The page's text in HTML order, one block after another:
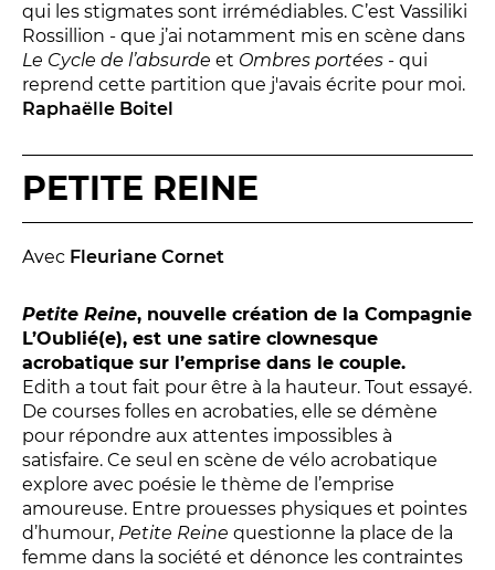
Acteur des secteurs social,
médical et judiciaire
En situation de handicap
PRATIQUEZ...
Nissa Slam
Le Lab'Oratoire[cours d’oralité]
À Voix haute ·cours [8-14 ans]
LES ACTIONS PÉDAGOGIQUES
Lettres à... [8eédition]
Les Spectacles itinérants
Moulins en scène
Autour des spectacles
Visites
qui les stigmates sont irrémédiables. C’est Vassiliki
Rossillion - que j’ai notamment mis en scène dans
Le Cycle de l’absurde et Ombres portées - qui
reprend cette partition que j'avais écrite pour moi.
Raphaëlle Boitel
PETITE REINE
Avec Fleuriane Cornet
Petite Reine, nouvelle création de la Compagnie
L’Oublié(e), est une satire clownesque
acrobatique sur l’emprise dans le couple.
Edith a tout fait pour être à la hauteur. Tout essayé.
De courses folles en acrobaties, elle se démène
pour répondre aux attentes impossibles à
satisfaire. Ce seul en scène de vélo acrobatique
explore avec poésie le thème de l’emprise
amoureuse. Entre prouesses physiques et pointes
d’humour, Petite Reine questionne la place de la
femme dans la société et dénonce les contraintes